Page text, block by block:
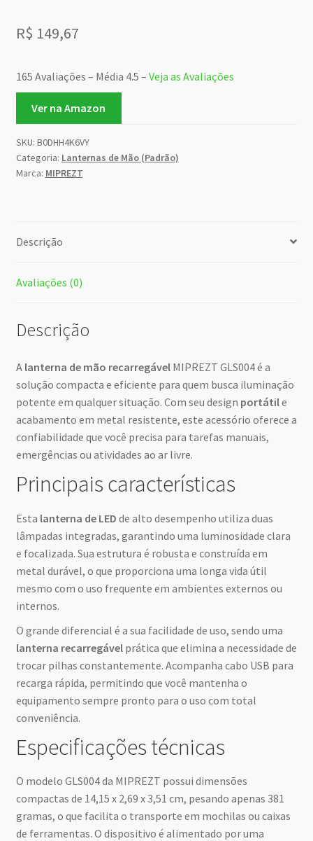
R$ 149,67
165 Avaliações – Média 4.5 – Veja as Avaliações
Ver na Amazon
SKU: B0DHH4K6VY
Categoria: Lanternas de Mão (Padrão)
Marca: MIPREZT
Descrição
Avaliações (0)
Descrição
A lanterna de mão recarregávelMIPREZT GLS004 é a
solução compacta e eficiente para quem busca iluminação
potente em qualquer situação. Com seu design portátile
acabamento em metal resistente, este acessório oferece a
confiabilidade que você precisa para tarefas manuais,
emergências ou atividades ao ar livre.
Principais características
Esta lanterna de LED de alto desempenho utiliza duas
lâmpadas integradas, garantindo uma luminosidade clara
e focalizada. Sua estrutura é robusta e construída em
metal durável, o que proporciona uma longa vida útil
mesmo com o uso frequente em ambientes externos ou
internos.
O grande diferencial é a sua facilidade de uso, sendo uma
lanterna recarregávelprática que elimina a necessidade de
trocar pilhas constantemente. Acompanha cabo USB para
recarga rápida, permitindo que você mantenha o
equipamento sempre pronto para o uso com total
conveniência.
Especificações técnicas
O modelo GLS004 da MIPREZT possui dimensões
compactas de 14,15 x 2,69 x 3,51 cm, pesando apenas 381
gramas, o que facilita o transporte em mochilas ou caixas
de ferramentas. O dispositivo é alimentado por uma